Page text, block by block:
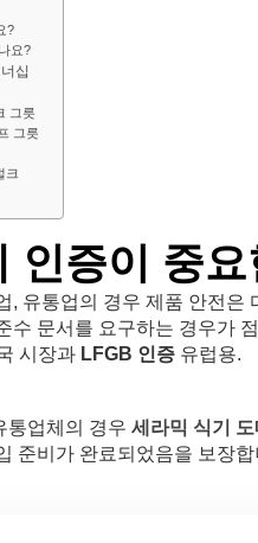
?
요?
십
그릇
그릇
크
인증이 중
, 유통업의 경우 제품 안전은
수 문서를 요구하는 경우가
시장과 LFGB 인증 유럽용.
통업체의 경우 세라믹 식기 도
준비가 완료되었음을 보장합